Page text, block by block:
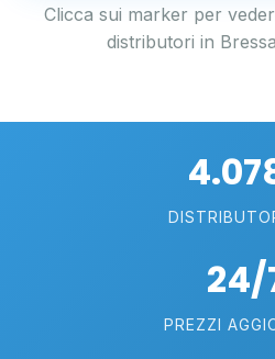
Clicca sui marker per
distributori in
24/
PREZZI